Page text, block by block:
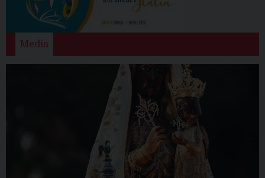
Media